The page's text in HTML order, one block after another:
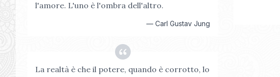
l'amore. L'uno è l'ombra dell'altro.
—Carl Gustav Jung
La realtà è che il potere, quando è corrotto, lo